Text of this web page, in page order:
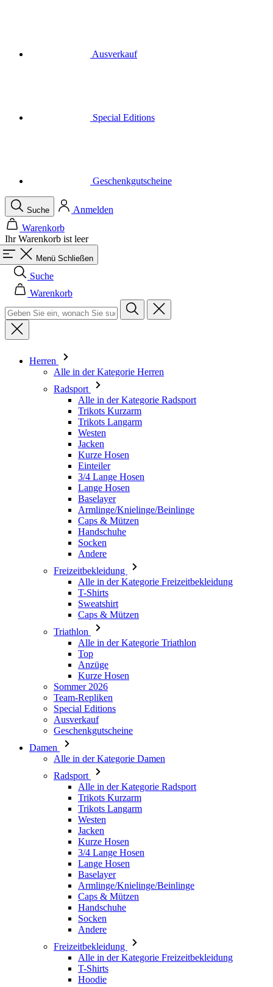
Ihr Warenkorb ist leer
Menü Schließen
Suche
Warenkorb
Herren
Alle in der Kategorie Herren
Trikots Langarm
Westen
Jacken
Kurze Hosen
Einteiler
3/4 Lange Hosen
Lange Hosen
Baselayer
Armlinge/Knielinge/Beinlinge
Caps & Mützen
Handschuhe
Socken
Andere
Freizeitbekleidung
Alle in der Kategorie Freizeitbekleidung
T-Shirts
Sweatshirt
Caps & Mützen
Triathlon
Alle in der Kategorie Triathlon
Top
Anzüge
Kurze Hosen
Sommer 2026
Team-Repliken
Special Editions
Ausverkauf
Geschenkgutscheine
Damen
Alle in der Kategorie Damen
Radsport
Alle in der Kategorie Radsport
Trikots Langarm
Westen
Jacken
Kurze Hosen
3/4 Lange Hosen
Lange Hosen
Baselayer
Armlinge/Knielinge/Beinlinge
Caps & Mützen
Handschuhe
Socken
Andere
Freizeitbekleidung
Alle in der Kategorie Freizeitbekleidung
T-Shirts
Hoodie
Caps & Mützen
Triathlon
Alle in der Kategorie Triathlon
Top